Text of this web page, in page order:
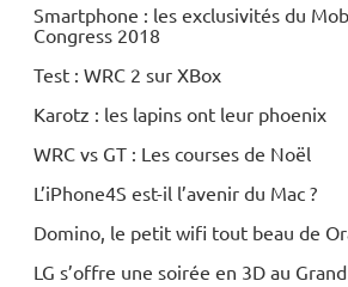
Smartphone : les exclusivités du
Congress 2018
Test : WRC 2 sur XBox
Karotz : les lapins ont leur phoenix
WRC vs GT : Les courses de Noël
L’iPhone4S est-il l’avenir du Mac ?
Domino, le petit wifi tout beau de
LG s’offre une soirée en 3D au